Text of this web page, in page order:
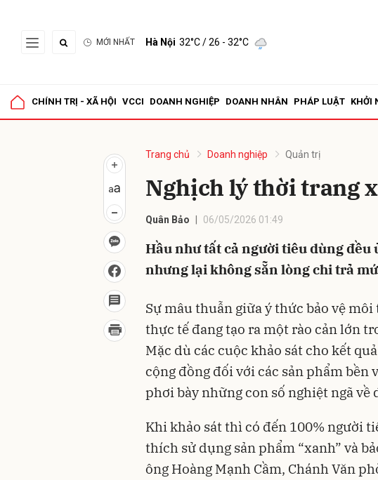
MỚI NHẤT Hà Nội 32°C/ 26 - 32°C
CHÍNH TRỊ - XÃ HỘI VCCI DOANH NGHIỆP DOANH NHÂN PHÁP LUẬT KHỞI
Trang chủ Doanh nghiệp Quản trị
Nghịch lý thời trang
Quân Bảo 06/05/2026 01:49
Hầu như tất cả người tiêu dùng đều
nhưng lại không sẵn lòng chi trả
Sự mâu thuẫn giữa ý thức bảo vệ
thực tế đang tạo ra một rào cản lớn
Mặc dù các cuộc khảo sát cho kết
cộng đồng đối với các sản phẩm
phơi bày những con số nghiệt ngã về
Khi khảo sát thì có đến 100% người
thích sử dụng sản phẩm “xanh” và
ông Hoàng Mạnh Cầm, Chánh Văn